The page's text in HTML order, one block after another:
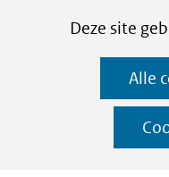
CookiesDeze site
Alle